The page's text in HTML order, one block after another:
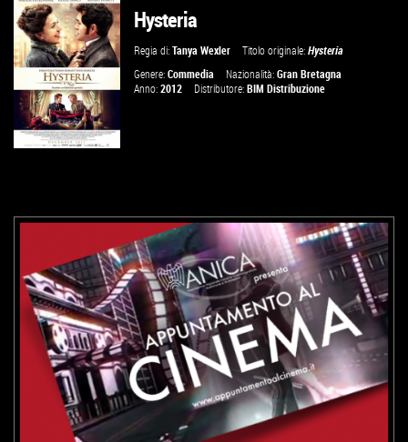
GUARDA IL TRAILER
VAI ALLA SCHEDA
Hysteria
Regia di:Tanya Wexler Titolo originale:Hysteria
Genere:Commedia Nazionalità:Gran Bretagna
Anno:2012 Distributore:BIM Distribuzione